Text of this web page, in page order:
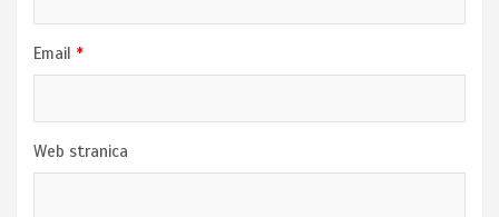
Email *
Web stranica